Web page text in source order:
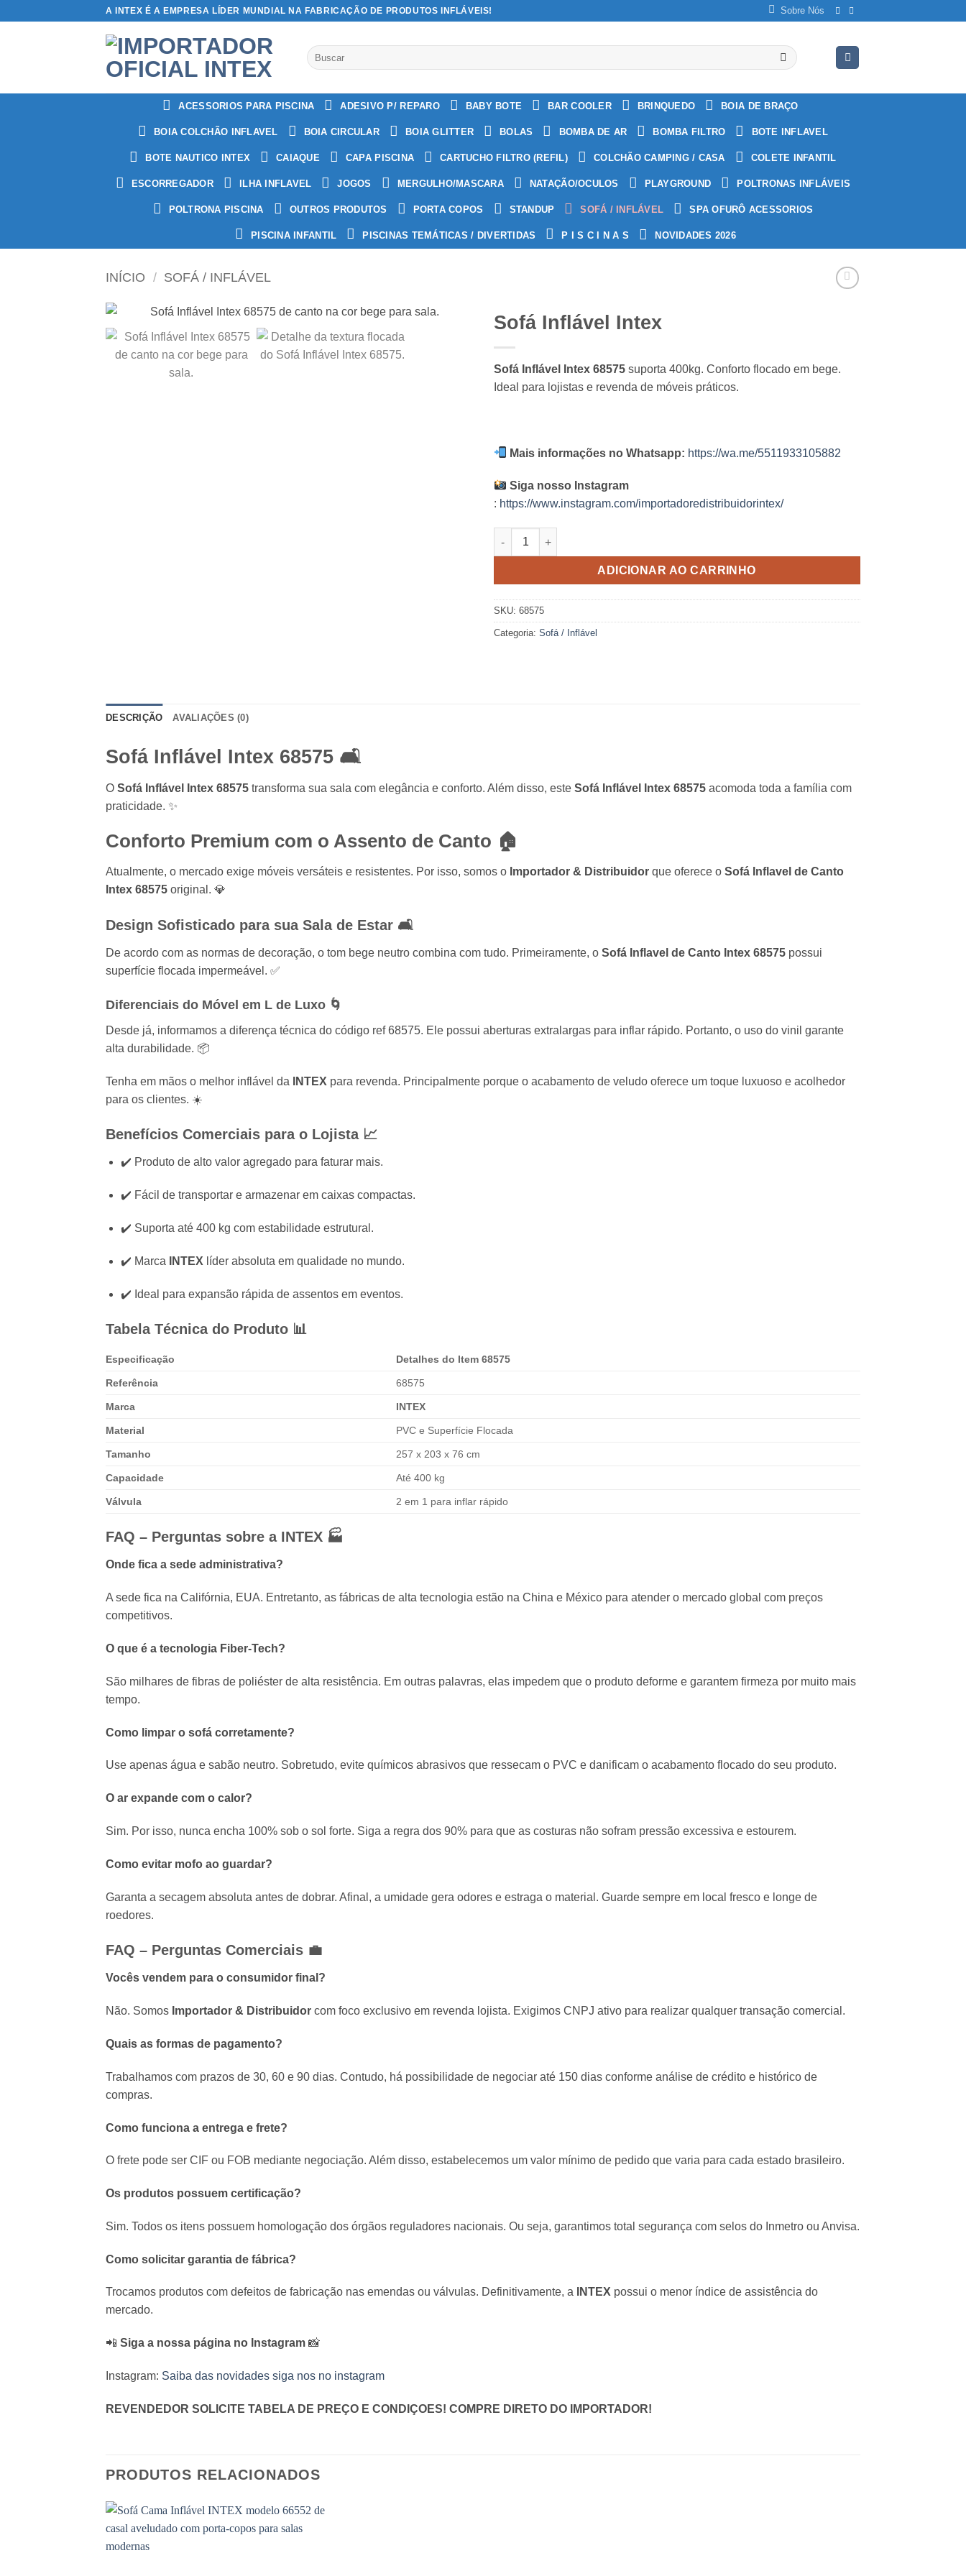
A INTEX É A EMPRESA LÍDER MUNDIAL NA FABRICAÇÃO DE PRODUTOS INFLÁVEIS! Sobre Nós
Pesquisar
por:
ACESSORIOS PARA PISCINA ADESIVO P/ REPARO BABY BOTE BAR COOLER BRINQUEDO BOIA DE BRAÇO
BOIA COLCHÃO INFLAVEL BOIA CIRCULAR BOIA GLITTER BOLAS BOMBA DE AR BOMBA FILTRO BOTE INFLAVEL
BOTE NAUTICO INTEX CAIAQUE CAPA PISCINA CARTUCHO FILTRO (REFIL) COLCHÃO CAMPING / CASA COLETE INFANTIL
ESCORREGADOR ILHA INFLAVEL JOGOS MERGULHO/MASCARA NATAÇÃO/OCULOS PLAYGROUND POLTRONAS INFLÁVEIS
POLTRONA PISCINA OUTROS PRODUTOS PORTA COPOS STANDUP SOFÁ / INFLÁVEL SPA OFURÔ ACESSORIOS
PISCINA INFANTIL PISCINAS TEMÁTICAS / DIVERTIDAS P I S C I N A S NOVIDADES 2026
INÍCIO / SOFÁ / INFLÁVEL
Sofá Inflável Intex
Sofá Inflável Intex 68575 suporta 400kg. Conforto flocado em bege.
Ideal para lojistas e revenda de móveis práticos.
Mais informações no Whatsapp: https://wa.me/5511933105882
Siga nosso Instagram
: https://www.instagram.com/importadoredistribuidorintex/
Sofá Inflável Intex quantidade
ADICIONAR AO CARRINHO
SKU: 68575
Categoria: Sofá / Inflável
DESCRIÇÃO AVALIAÇÕES (0)
Sofá Inflável Intex 68575 🛋️
O Sofá Inflável Intex 68575 transforma sua sala com elegância e conforto. Além disso, este Sofá Inflável Intex 68575 acomoda toda a família com
praticidade. ✨
Conforto Premium com o Assento de Canto 🏠
Atualmente, o mercado exige móveis versáteis e resistentes. Por isso, somos o Importador & Distribuidor que oferece o Sofá Inflavel de Canto
Intex 68575 original. 💎
Design Sofisticado para sua Sala de Estar 🛋️
De acordo com as normas de decoração, o tom bege neutro combina com tudo. Primeiramente, o Sofá Inflavel de Canto Intex 68575 possui
superfície flocada impermeável. ✅
Diferenciais do Móvel em L de Luxo 🌀
Desde já, informamos a diferença técnica do código ref 68575. Ele possui aberturas extralargas para inflar rápido. Portanto, o uso do vinil garante
alta durabilidade. 📦
Tenha em mãos o melhor inflável da INTEX para revenda. Principalmente porque o acabamento de veludo oferece um toque luxuoso e acolhedor
para os clientes. ☀️
Benefícios Comerciais para o Lojista 📈
✔️ Produto de alto valor agregado para faturar mais.
✔️ Fácil de transportar e armazenar em caixas compactas.
✔️ Suporta até 400 kg com estabilidade estrutural.
✔️ Marca INTEX líder absoluta em qualidade no mundo.
✔️ Ideal para expansão rápida de assentos em eventos.
Tabela Técnica do Produto 📊
Especificação Detalhes do Item 68575
Referência 68575
Marca INTEX
Material PVC e Superfície Flocada
Tamanho 257 x 203 x 76 cm
Capacidade Até 400 kg
Válvula 2 em 1 para inflar rápido
FAQ – Perguntas sobre a INTEX 🏭
Onde fica a sede administrativa?
A sede fica na Califórnia, EUA. Entretanto, as fábricas de alta tecnologia estão na China e México para atender o mercado global com preços
competitivos.
O que é a tecnologia Fiber-Tech?
São milhares de fibras de poliéster de alta resistência. Em outras palavras, elas impedem que o produto deforme e garantem firmeza por muito mais
tempo.
Como limpar o sofá corretamente?
Use apenas água e sabão neutro. Sobretudo, evite químicos abrasivos que ressecam o PVC e danificam o acabamento flocado do seu produto.
O ar expande com o calor?
Sim. Por isso, nunca encha 100% sob o sol forte. Siga a regra dos 90% para que as costuras não sofram pressão excessiva e estourem.
Como evitar mofo ao guardar?
Garanta a secagem absoluta antes de dobrar. Afinal, a umidade gera odores e estraga o material. Guarde sempre em local fresco e longe de
roedores.
FAQ – Perguntas Comerciais 💼
Vocês vendem para o consumidor final?
Não. Somos Importador & Distribuidor com foco exclusivo em revenda lojista. Exigimos CNPJ ativo para realizar qualquer transação comercial.
Quais as formas de pagamento?
Trabalhamos com prazos de 30, 60 e 90 dias. Contudo, há possibilidade de negociar até 150 dias conforme análise de crédito e histórico de
compras.
Como funciona a entrega e frete?
O frete pode ser CIF ou FOB mediante negociação. Além disso, estabelecemos um valor mínimo de pedido que varia para cada estado brasileiro.
Os produtos possuem certificação?
Sim. Todos os itens possuem homologação dos órgãos reguladores nacionais. Ou seja, garantimos total segurança com selos do Inmetro ou Anvisa.
Como solicitar garantia de fábrica?
Trocamos produtos com defeitos de fabricação nas emendas ou válvulas. Definitivamente, a INTEX possui o menor índice de assistência do
mercado.
📲 Siga a nossa página no Instagram 📸
Instagram: Saiba das novidades siga nos no instagram
REVENDEDOR SOLICITE TABELA DE PREÇO E CONDIÇOES! COMPRE DIRETO DO IMPORTADOR!
PRODUTOS RELACIONADOS